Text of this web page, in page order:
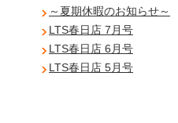
～夏期休暇のお知らせ～
LTS春日店 7月号
LTS春日店 6月号
LTS春日店 5月号